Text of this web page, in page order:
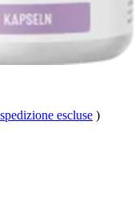
escluse )